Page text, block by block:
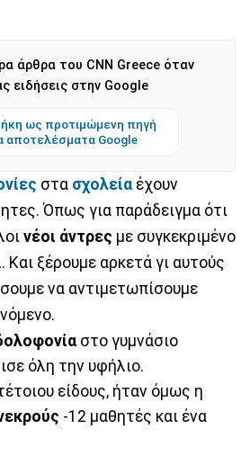
άρθρα του CNN Greece όταν
ειδήσεις στην Google
ως προτιμώμενη πηγή
αποτελέσματα Google
στα σχολεία έχουν
Όπως για παράδειγμα ότι
νέοι άντρες με συγκεκριμένο
Και ξέρουμε αρκετά γι αυτούς
να αντιμετωπίσουμε
στο γυμνάσιο
όλη την υφήλιο.
είδους, ήταν όμως η
-12 μαθητές και ένα